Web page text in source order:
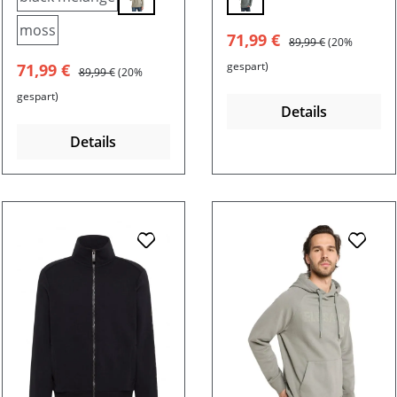
moss
Verkaufspreis:
71,99 € Regulärer Preis:
89,99 € (20%
gespart)
Details
Verkaufspreis:
71,99 € Regulärer Preis:
89,99 €(20%
gespart)
Details